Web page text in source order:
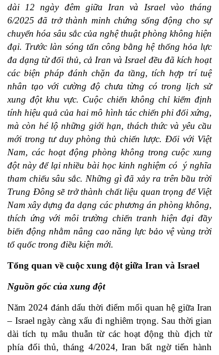
dài 12 ngày đêm giữa Iran và Israel vào tháng
6/2025 đã trở thành minh chứng sống động cho sự
chuyển hóa sâu sắc của nghệ thuật phòng không hiện
đại. Trước làn sóng tấn công bằng hệ thống hỏa lực
đa dạng từ đối thủ, cả Iran và Israel đều đã kích hoạt
các biện pháp đánh chặn đa tầng, tích hợp trí tuệ
nhân tạo với cường độ chưa từng có trong lịch sử
xung đột khu vực. Cuộc chiến không chỉ kiểm định
tính hiệu quả của hai mô hình tác chiến phi đối xứng,
mà còn hé lộ những giới hạn, thách thức và yêu cầu
mới trong tư duy phòng thủ chiến lược. Đối với Việt
Nam, các hoạt động phòng không trong cuộc xung
đột này để lại nhiều bài học kinh nghiệm có ý nghĩa
tham chiếu sâu sắc. Những gì đã xảy ra trên bầu trời
Trung Đông sẽ trở thành chất liệu quan trọng để Việt
Nam xây dựng đa dạng các phương án phòng không,
thích ứng với môi trường chiến tranh hiện đại đầy
biến động nhằm nâng cao năng lực bảo vệ vùng trời
tổ quốc trong điều kiện mới.
Tổng quan về cuộc xung đột giữa Iran và Israel
Nguồn gốc của xung đột
Năm 2024 đánh dấu thời điểm mối quan hệ giữa Iran
– Israel ngày càng xấu đi nghiêm trọng. Sau thời gian
dài tích tụ mâu thuẫn từ các hoạt động thù địch từ
phía đối thủ, tháng 4/2024, Iran bất ngờ tiến hành